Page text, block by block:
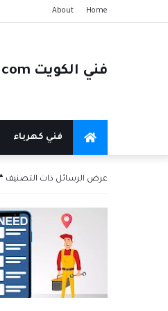
Home
About
فني الكويت fanikw.com
فني كهرباء
عرض الرسائل ذات التصنيف